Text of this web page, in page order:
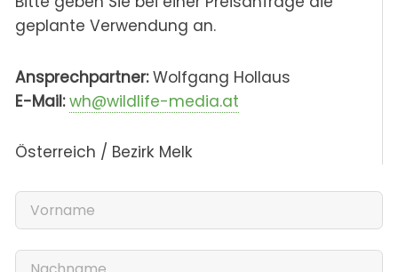
geplante Verwendung an.
Ansprechpartner:Wolfgang Hollaus
E-Mail: wh@wildlife-media.at
Österreich / Bezirk Melk